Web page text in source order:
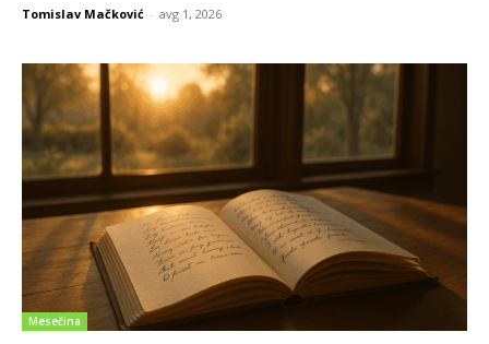
Tomislav Mačković - avg 1, 2026
Mesečina